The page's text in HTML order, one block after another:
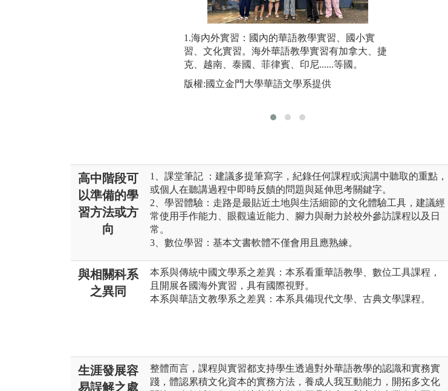
1.海內外實習：國內的華語教學實習、國小實
習、文化實習。海外華語教學實習有加拿大、捷
克、越南、泰國、菲律賓、印尼......等國。
版權:國立金門大學華語文學系提供
高中階段可
以準備的學
習方法或方
向
1、課堂筆記 ：建議多提筆寫字，紀錄任何課程或演講中聽取的重點，
或個人在聽講過程中即時反饋的問題與延伸思考關鍵字。
2、學習體驗：走路是最貼近土地與生活細節的文化體驗工具，建議經
常使用手作能力、眼觀遠近能力、腳力與耐力於校外參訪課程以及日
常。
3、數位學習：基本文書軟體不僅會用且應熟練。
與相關科系
之異同
本系與傳統中國文學系之差異：本系看重華語教學、數位工具課程，
且開展各國海外實習，具有國際視野。
本系與華語文教學系之差異：本系具備現代文學、古典文學課程。
生涯發展容
易誤解之處
整體而言，課程與實習都支持學生透過對外華語教學的認識和實務實
踐，體認累積文化資本的實務方法，養成人我互動能力，開拓多文化